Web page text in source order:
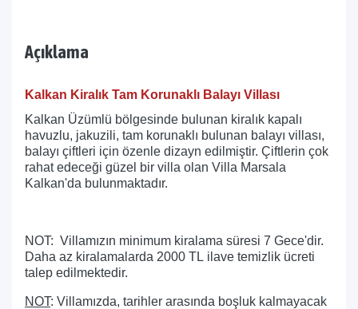
Açıklama
Kalkan Kiralık Tam Korunaklı Balayı Villası
Kalkan Üzümlü bölgesinde bulunan kiralık kapalı
havuzlu, jakuzili, tam korunaklı bulunan balayı villası,
balayı çiftleri için özenle dizayn edilmiştir. Çiftlerin çok
rahat edeceği güzel bir villa olan Villa Marsala
Kalkan'da bulunmaktadır.
NOT: Villamızın minimum kiralama süresi 7 Gece'dir.
Daha az kiralamalarda 2000 TL ilave temizlik ücreti
talep edilmektedir.
NOT: Villamızda, tarihler arasında boşluk kalmayacak